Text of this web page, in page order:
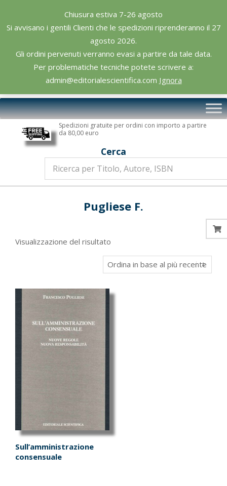
Chiusura estiva 7-26 agosto
Si avvisano i gentili Clienti che le spedizioni riprenderanno il 27
agosto 2026.
Gli ordini pervenuti verranno evasi a partire da tale data.
Per problematiche tecniche potete scrivere a:
admin@editorialescientifica.com Ignora
content
Editoriale
Scientifica
Primary
Navigation
Spedizioni gratuite per ordini con importo a partire
da 80,00 euro
Cerca
Pugliese F.
Visualizzazione del risultato
Sull’amministrazione
consensuale